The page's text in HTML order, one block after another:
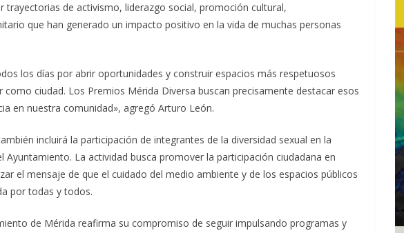
trayectorias de activismo, liderazgo social, promoción cultural,
que han generado un impacto positivo en la vida de muchas personas
los días por abrir oportunidades y construir espacios más respetuosos
ciudad. Los Premios Mérida Diversa buscan precisamente destacar esos
en nuestra comunidad», agregó Arturo León.
incluirá la participación de integrantes de la diversidad sexual en la
Ayuntamiento. La actividad busca promover la participación ciudadana en
el mensaje de que el cuidado del medio ambiente y de los espacios públicos
por todas y todos.
de Mérida reafirma su compromiso de seguir impulsando programas y